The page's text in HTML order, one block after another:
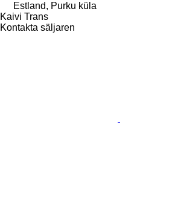
Estland, Purku küla
Kaivi Trans
Kontakta säljaren